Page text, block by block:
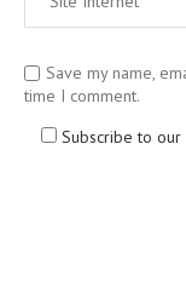
Save my name,
time I comment.
Subscribe to